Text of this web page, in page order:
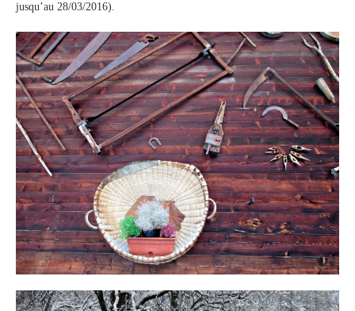
jusqu’au 28/03/2016).